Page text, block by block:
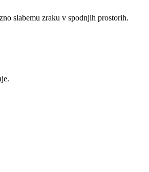
slabemu zraku v spodnjih prostorih.